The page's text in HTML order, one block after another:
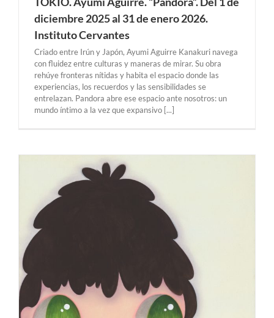
diciembre 2025 al 31 de enero 2026.
Instituto Cervantes
Criado entre Irún y Japón, Ayumi Aguirre Kanakuri navega
con fluidez entre culturas y maneras de mirar. Su obra
rehúye fronteras nítidas y habita el espacio donde las
experiencias, los recuerdos y las sensibilidades se
entrelazan. Pandora abre ese espacio ante nosotros: un
mundo íntimo a la vez que expansivo [...]